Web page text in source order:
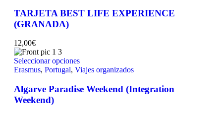
TARJETA BEST LIFE EXPERIENCE
(GRANADA)
12,00€
Seleccionar opciones
Erasmus, Portugal, Viajes organizados
Algarve Paradise Weekend (Integration
Weekend)